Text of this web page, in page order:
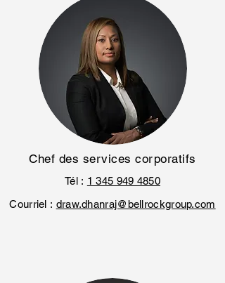
Chef des services corporatifs
Tél : 1 345 949 4850
Courriel : draw.dhanraj@bellrockgroup.com